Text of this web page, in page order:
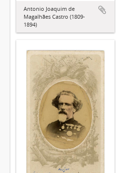
Antonio Joaquim de
Magalhães Castro (1809-
1894)